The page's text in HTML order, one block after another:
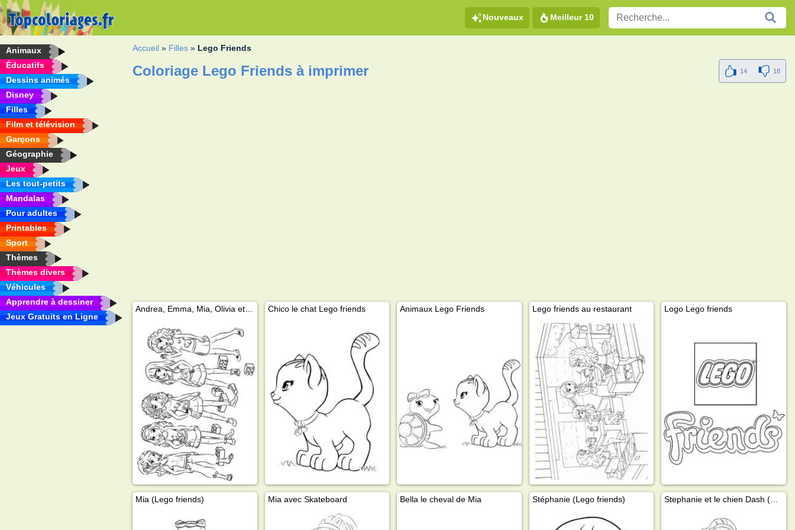
Nouveaux Meilleur 10
Animaux
Éducatifs
Dessins animés
Disney
Filles
Film et télévision
Garçons
Géographie
Jeux
Les tout-petits
Mandalas
Pour adultes
Printables
Sport
Thèmes
Thèmes divers
Véhicules
Apprendre à dessiner
Jeux Gratuits en Ligne
Accueil » Filles » Lego Friends
Coloriage Lego Friends à imprimer 14 18
Chico le chat Lego friends Animaux Lego Friends Lego friends au restaurant Logo Lego friends
Mia (Lego friends) Mia avec Skateboard Bella le cheval de Mia Stéphanie (Lego friends)